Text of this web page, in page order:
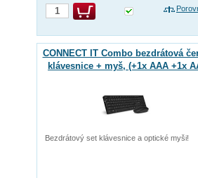
CONNECT IT Combo bezdrátová
klávesnice + myš, (+1x AAA +1x
Bezdrátový set klávesnice a optické myši!